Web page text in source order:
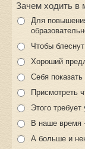
Зачем ходить в
Для
Чтобы
Хороший
Себя
Присмотреть
Этого требует
В наше время
А больше и